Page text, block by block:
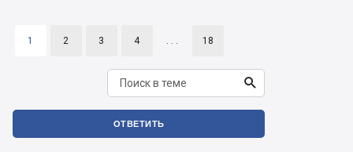
1 2 3 4 . . . 18

ОТВЕТИТЬ